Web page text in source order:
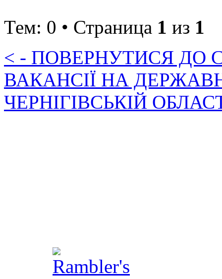
Тем: 0 • Страница 1 из 1
< - ПОВЕРНУТИСЯ ДО
ВАКАНСІЇ НА
ЧЕРНІГІВСЬКІЙ